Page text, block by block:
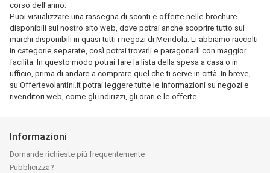
corso dell'anno.
Puoi visualizzare una rassegna di sconti e offerte nelle brochure
disponibili sul nostro sito web, dove potrai anche scoprire tutto sui
marchi disponibili in quasi tutti i negozi di Mendola. Li abbiamo raccolti
in categorie separate, così potrai trovarli e paragonarli con maggior
facilità. In questo modo potrai fare la lista della spesa a casa o in
ufficio, prima di andare a comprare quel che ti serve in città. In breve,
su Offertevolantini.it potrai leggere tutte le informazioni su negozi e
rivenditori web, come gli indirizzi, gli orari e le offerte.
Informazioni
Domande richieste più frequentemente
Pubblicizza?